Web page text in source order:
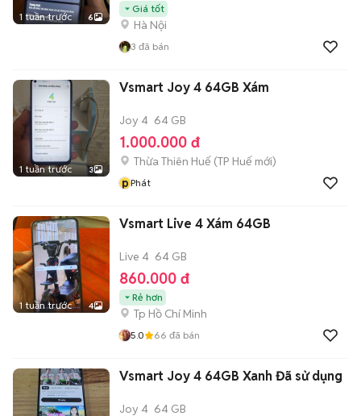
1 tuần trước 6
Giá tốt
Hà Nội
3 đã bán
1 tuần trước 3
Vsmart Joy 4 64GB Xám
Joy 4 64 GB
1.000.000 đ
Thừa Thiên Huế (TP Huế mới)
pPhát
1 tuần trước 4
Vsmart Live 4 Xám 64GB
Live 4 64 GB
860.000 đ
Rẻ hơn
Tp Hồ Chí Minh
5.0 66 đã bán
Vsmart Joy 4 64GB Xanh Đã sử dụng
Joy 4 64 GB